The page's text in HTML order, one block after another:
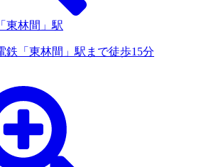
鉄「東林間」駅まで徒歩15分